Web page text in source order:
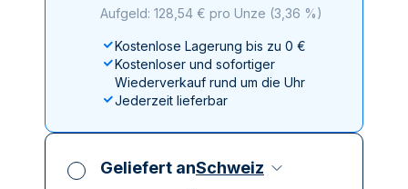
Aufgeld: 128,54 € pro Unze (3,36 %)
Kostenlose Lagerung bis zu 0 €
Kostenloser und sofortiger
Wiederverkauf rund um die Uhr
Jederzeit lieferbar
Geliefert anSchweiz